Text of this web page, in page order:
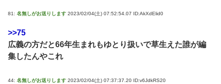
81: 名無しがお送りします 2023/02/04(土) 07:52:54.07 ID:AkXdElid0
>>75
広義の方だと66年生まれもゆとり扱いで草生えた誰が編
集したんやこれ
44: 名無しがお送りします 2023/02/04(土) 07:37:37.20 ID:v6JdkRS20